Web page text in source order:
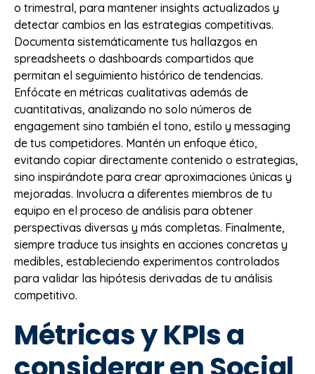
o trimestral, para mantener insights actualizados y
detectar cambios en las estrategias competitivas.
Documenta sistemáticamente tus hallazgos en
spreadsheets o dashboards compartidos que
permitan el seguimiento histórico de tendencias.
Enfócate en métricas cualitativas además de
cuantitativas, analizando no solo números de
engagement sino también el tono, estilo y messaging
de tus competidores. Mantén un enfoque ético,
evitando copiar directamente contenido o estrategias,
sino inspirándote para crear aproximaciones únicas y
mejoradas. Involucra a diferentes miembros de tu
equipo en el proceso de análisis para obtener
perspectivas diversas y más completas. Finalmente,
siempre traduce tus insights en acciones concretas y
medibles, estableciendo experimentos controlados
para validar las hipótesis derivadas de tu análisis
competitivo.
Métricas y KPIs a